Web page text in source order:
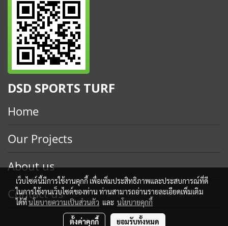
DSD SPORTS TURF
Home
Our Projects
About us
Contact us
เว็บไซต์นี้มีการใช้งานคุกกี้ เพื่อเพิ่มประสิทธิภาพและประสบการณ์ที่ดี
ในการใช้งานเว็บไซต์ของท่าน ท่านสามารถอ่านรายละเอียดเพิ่มเติม
ได้ที่นโยบายความเป็นส่วนตัว และ นโยบายคุกกี้
ตั้งค่าคุกกี้ ยอมรับทั้งหมด